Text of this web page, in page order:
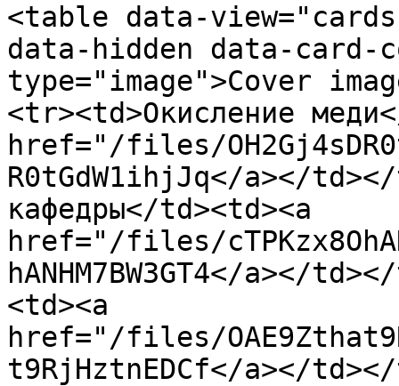
<table data-
data-hidden data-card-
type="image">Cover
<tr><td>Окисление
href="/files/
R0tGdW1ihjJq</a></
кафедры</td><td><a
href="/files/
hANHM7BW3GT4</a></
<td><a
href="/files/
t9RjHztnEDCf</a></